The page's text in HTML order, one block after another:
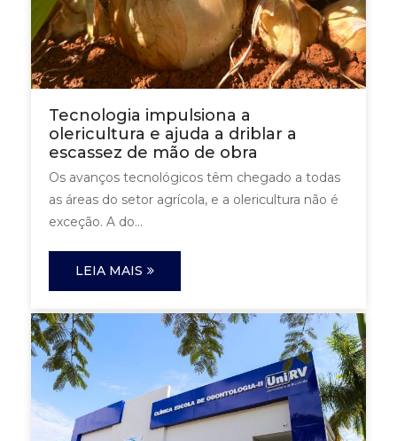
Tecnologia impulsiona a
olericultura e ajuda a driblar a
escassez de mão de obra
Os avanços tecnológicos têm chegado a todas
as áreas do setor agrícola, e a olericultura não é
exceção. A do...
LEIA MAIS